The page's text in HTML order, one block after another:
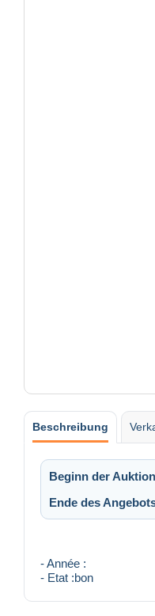
Beschreibung
Beginn der
Ende des
- Année :
- Etat :bon